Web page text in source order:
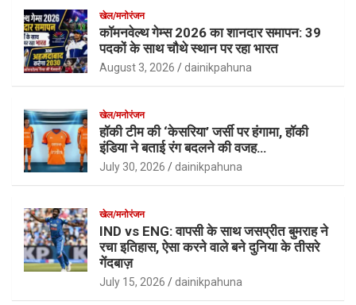
खेल/मनोरंजन
कॉमनवेल्थ गेम्स 2026 का शानदार समापन: 39
पदकों के साथ चौथे स्थान पर रहा भारत
August 3, 2026 dainikpahuna
खेल/मनोरंजन
हॉकी टीम की ‘केसरिया’ जर्सी पर हंगामा, हॉकी
इंडिया ने बताई रंग बदलने की वजह…
July 30, 2026 dainikpahuna
खेल/मनोरंजन
IND vs ENG: वापसी के साथ जसप्रीत बुमराह ने
रचा इतिहास, ऐसा करने वाले बने दुनिया के तीसरे
गेंदबाज़
July 15, 2026 dainikpahuna